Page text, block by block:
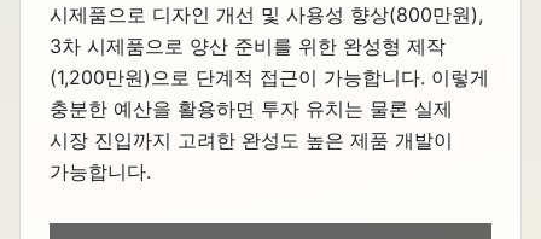
시제품으로 디자인 개선 및 사용성 향상(800만원),
3차 시제품으로 양산 준비를 위한 완성형 제작
(1,200만원)으로 단계적 접근이 가능합니다. 이렇게
충분한 예산을 활용하면 투자 유치는 물론 실제
시장 진입까지 고려한 완성도 높은 제품 개발이
가능합니다.